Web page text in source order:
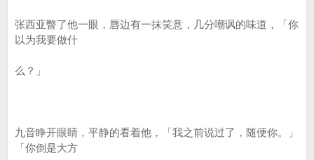
张西亚瞥了他一眼，唇边有一抹笑意，几分嘲讽的味道，「你
以为我要做什
么？」
九音睁开眼睛，平静的看着他，「我之前说过了，随便你。」
「你倒是大方